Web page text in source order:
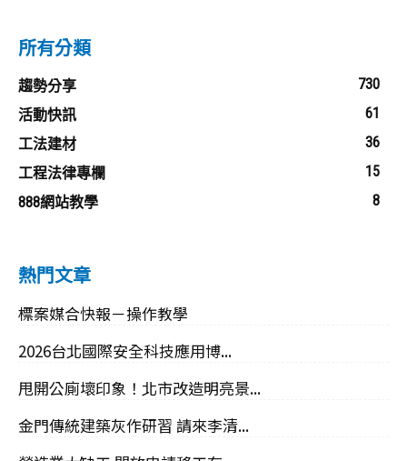
所有分類
趨勢分享
730
活動快訊
61
工法建材
36
工程法律專欄
15
888網站教學
8
熱門文章
標案媒合快報－操作教學
2026台北國際安全科技應用博...
甩開公廁壞印象！北市改造明亮景...
金門傳統建築灰作研習 請來李清...